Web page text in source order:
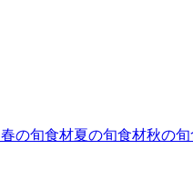
春の旬食材夏の旬食材秋の